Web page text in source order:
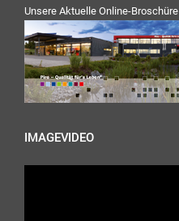
Unsere Aktuelle Online-Broschüre
IMAGEVIDEO